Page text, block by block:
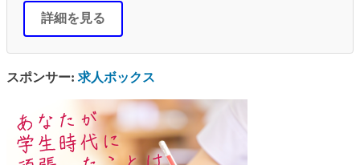
詳細を見る
スポンサー: 求人ボックス